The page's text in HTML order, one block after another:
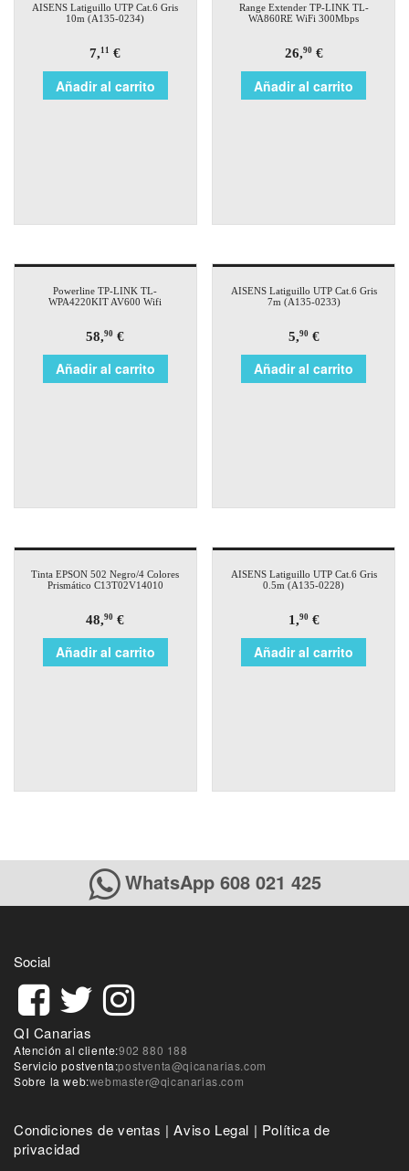
AISENS Latiguillo UTP Cat.6 Gris
10m (A135-0234)
7,11 €
Añadir al carrito
Range Extender TP-LINK TL-
WA860RE WiFi 300Mbps
26,90€
Añadir al carrito
Powerline TP-LINK TL-
WPA4220KIT AV600 Wifi
58,90 €
Añadir al carrito
AISENS Latiguillo UTP Cat.6 Gris
7m (A135-0233)
5,90€
Añadir al carrito
Tinta EPSON 502 Negro/4 Colores
Prismático C13T02V14010
48,90 €
Añadir al carrito
AISENS Latiguillo UTP Cat.6 Gris
0.5m (A135-0228)
1,90€
Añadir al carrito
WhatsApp 608 021 425
Social
QI Canarias
Atención al cliente:902 880 188
Servicio postventa:postventa@qicanarias.com
Sobre la web:webmaster@qicanarias.com
Condiciones de ventas |Aviso Legal | Política de
privacidad